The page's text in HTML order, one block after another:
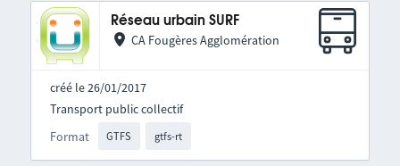
Réseau urbain SURF
CA Fougères Agglomération
créé le 26/01/2017
Format GTFS gtfs-rt
Transport public collectif